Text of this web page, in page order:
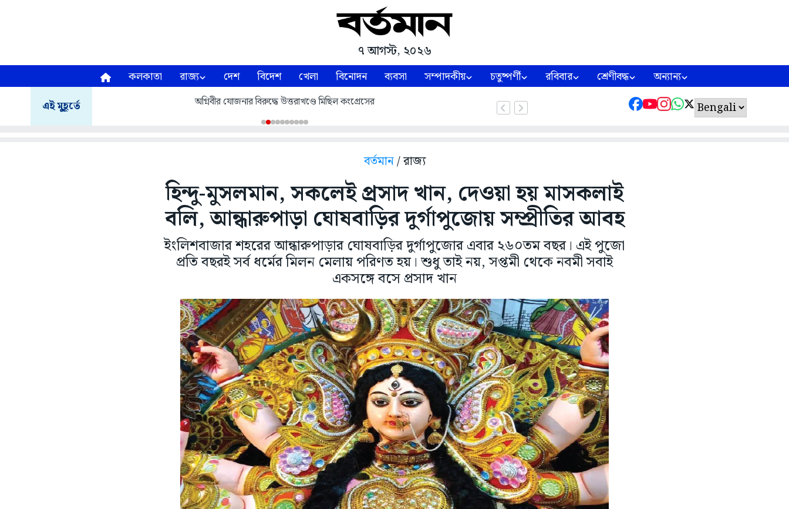
৭ আগস্ট, ২০২৬
কলকাতা রাজ্য দেশ বিদেশ খেলা বিনোদন ব্যবসা সম্পাদকীয় চতুষ্পর্ণী রবিবার শ্রেণীবদ্ধ অন্যান্য
এই মুহূর্তে অগ্নিবীর যোজনার বিরুদ্ধে উত্তরাখণ্ডে মিছিল কংগ্রেসের
বর্তমান/ রাজ্য
হিন্দু-মুসলমান, সকলেই প্রসাদ খান, দেওয়া হয় মাসকলাই
বলি, আন্ধারুপাড়া ঘোষবাড়ির দুর্গাপুজোয় সম্প্রীতির আবহ
ইংলিশবাজার শহরের আন্ধারুপাড়ার ঘোষবাড়ির দুর্গাপুজোর এবার ২৬০তম বছর। এই পুজো
প্রতি বছরই সর্ব ধর্মের মিলন মেলায় পরিণত হয়। শুধু তাই নয়, সপ্তমী থেকে নবমী সবাই
একসঙ্গে বসে প্রসাদ খান